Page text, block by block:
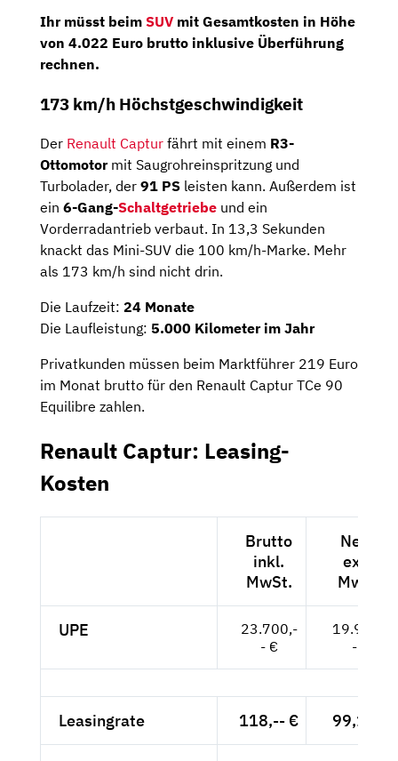
Ihr müsst beim SUV mit Gesamtkosten in Höhe
von 4.022 Euro brutto inklusive Überführung
rechnen.
173 km/h Höchstgeschwindigkeit
Der Renault Captur fährt mit einem R3-
Ottomotormit Saugrohreinspritzung und
Turbolader, der 91 PS leisten kann. Außerdem ist
ein 6-Gang-Schaltgetriebe und ein
Vorderradantrieb verbaut. In 13,3 Sekunden
knackt das Mini-SUV die 100 km/h-Marke. Mehr
als 173 km/h sind nicht drin.
Die Laufzeit: 24 Monate
Die Laufleistung: 5.000 Kilometer im Jahr
Privatkunden müssen beim Marktführer 219 Euro
im Monat brutto für den Renault Captur TCe 90
Equilibre zahlen.
Renault Captur: Leasing-
Kosten
Brutto
inkl.
MwSt.
Netto
exkl.
MwSt.
UPE
23.700,-
- €
19.916,-
- €
Leasingrate 118,-- € 99,16 €